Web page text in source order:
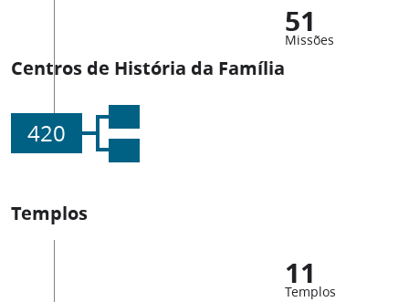
51
Missões
Centros de História da Família
420
Templos
11
Templos